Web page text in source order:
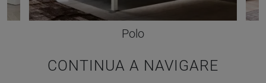
Polo
CONTINUA A NAVIGARE